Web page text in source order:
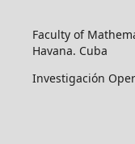
Faculty of
Havana. Cuba
Investigación